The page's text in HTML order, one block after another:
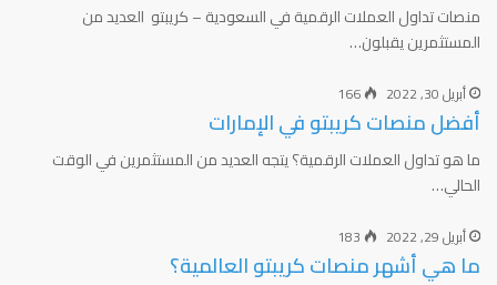
منصات تداول العملات الرقمية في السعودية – كريبتو العديد من
المستثمرين يقبلون…
أبريل 30, 2022 166
أفضل منصات كريبتو في الإمارات
ما هو تداول العملات الرقمية؟ يتجه العديد من المستثمرين في الوقت
الحالي…
أبريل 29, 2022 183
ما هي أشهر منصات كريبتو العالمية؟